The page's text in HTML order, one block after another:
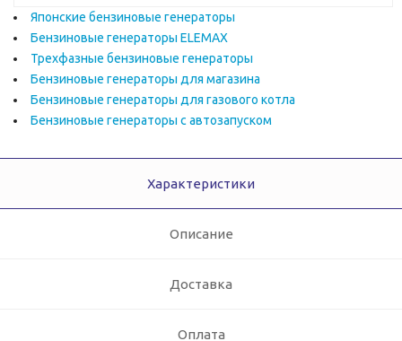
Японские бензиновые генераторы
Бензиновые генераторы ELEMAX
Трехфазные бензиновые генераторы
Бензиновые генераторы для магазина
Бензиновые генераторы для газового котла
Бензиновые генераторы с автозапуском
Характеристики
Описание
Доставка
Оплата